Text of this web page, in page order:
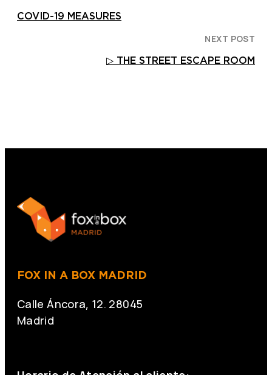
COVID-19 MEASURES
NEXT POST
▷ THE STREET ESCAPE ROOM
FOX IN A BOX MADRID
Calle Áncora, 12. 28045
Madrid